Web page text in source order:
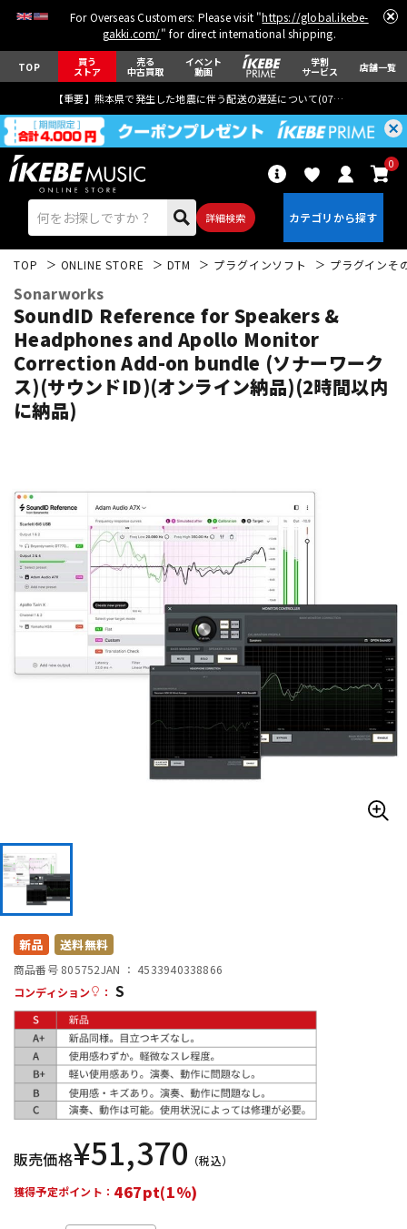
For Overseas Customers: Please visit "https://global.ikebe-
gakki.com/" for direct international shipping.
TOP 買う
ストア
売る
中古買取
イベント
動画
学割
サービス 店舗一覧
【重要】熊本県で発生した地震に伴う配送の遅延について(07月29日
詳細検索
0
エレキギター アコギ/エレアコ
キーボード 電子ピアノ
管楽器 その他楽器
エフェクター
中古
TOP ONLINE STORE DTM プラグインソフト プラグインそ
Sonarworks
SoundID Reference for Speakers &
Headphones and Apollo Monitor
Correction Add-on bundle (ソナーワーク
ス)(サウンドID)(オンライン納品)(2時間以内
に納品)
新品 送料無料
商品番号 805752JAN ： 4533940338866
コンディション
： S
販売価格¥51,370 （税込）
獲得予定ポイント： 467pt(1%)